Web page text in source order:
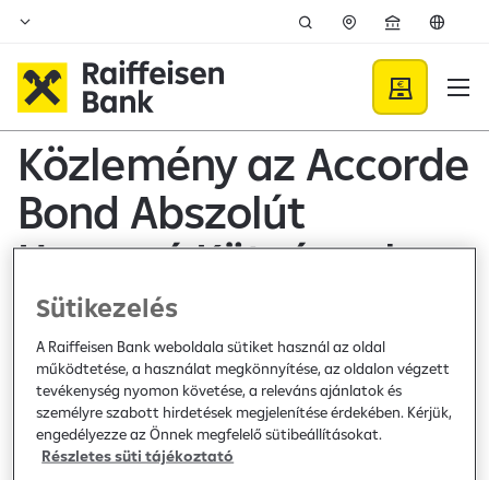
Ugrás a fő tartalomhoz
Közzétételek - Raiffeisen
Közlemény az Accorde
Bond Abszolút
Hozamú Kötvényalap
kezelési
szabályzatának
változásáról
Bank közzététel / 2026. június 12.
Sütikezelés
A Raiffeisen Bank weboldala sütiket használ az oldal
működtetése, a használat megkönnyítése, az oldalon végzett
tevékenység nyomon követése, a releváns ajánlatok és
személyre szabott hirdetések megjelenítése érdekében. Kérjük,
engedélyezze az Önnek megfelelő sütibeállításokat.
Részletes süti tájékoztató